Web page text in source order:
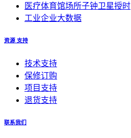
医疗体育馆场所子钟卫星授时
工业企业大数据
资源 支持
技术支持
保修订购
项目支持
退货支持
联系我们